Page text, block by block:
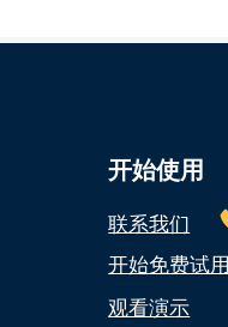
开始使用
联系我们
开始免费试用
观看演示